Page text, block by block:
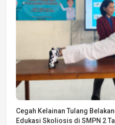
Cegah Kelainan Tulang
Edukasi Skoliosis di SMPN 2